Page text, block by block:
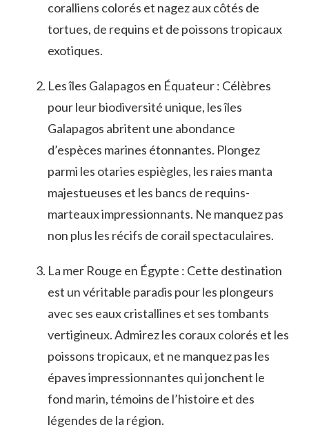
coralliens colorés et nagez aux⁢ côtés de
tortues, de requins et de poissons tropicaux
exotiques.
Les îles Galapagos en Équateur : Célèbres
pour leur biodiversité unique, les îles
⁣Galapagos abritent⁤ une abondance
d’espèces marines étonnantes. Plongez‍
parmi les otaries espiègles, ‌les raies manta
majestueuses et les bancs de requins-
marteaux impressionnants. Ne manquez pas
non ⁤plus les récifs de corail⁣ spectaculaires.
La mer Rouge en Égypte : Cette destination
‍est un‌ véritable paradis pour les plongeurs
avec ses ​eaux cristallines et ses⁣ tombants
vertigineux. Admirez⁢ les coraux colorés‌ et les
poissons tropicaux, et ne manquez pas les
épaves impressionnantes​ qui⁢ jonchent le
fond ⁤marin, témoins⁣ de l’histoire et des⁢
légendes de la région.